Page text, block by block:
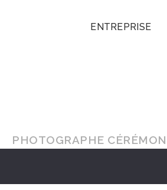
ENTREPRISE
PHOTOGRAPHE